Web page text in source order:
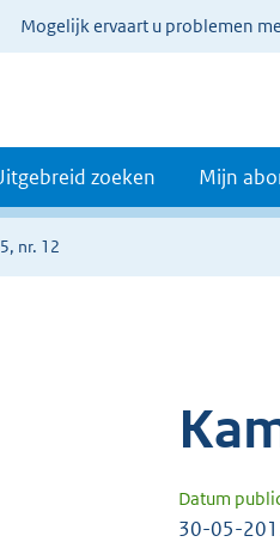
Mogelijk ervaart u problemen
zoeken Mijn
nr. 12
Datum
30-05-